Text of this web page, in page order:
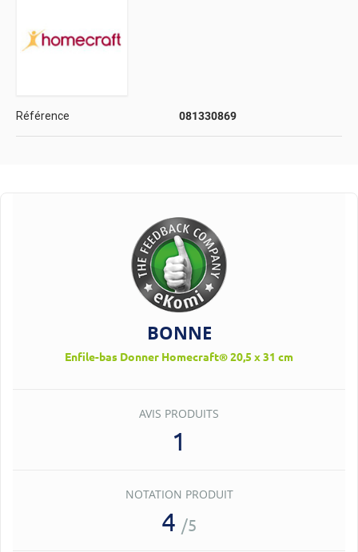
Référence 081330869
BONNE
Enfile-bas Donner Homecraft® 20,5 x 31 cm
AVIS PRODUITS
1
NOTATION PRODUIT
4 /5